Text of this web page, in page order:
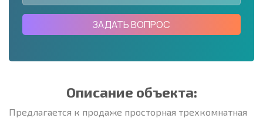
ЗАДАТЬ ВОПРОС
Описание объекта:
Предлагается к продаже просторная трехкомнатная